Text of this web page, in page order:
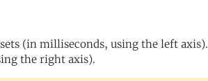
(in milliseconds, using the left axis).
the right axis).